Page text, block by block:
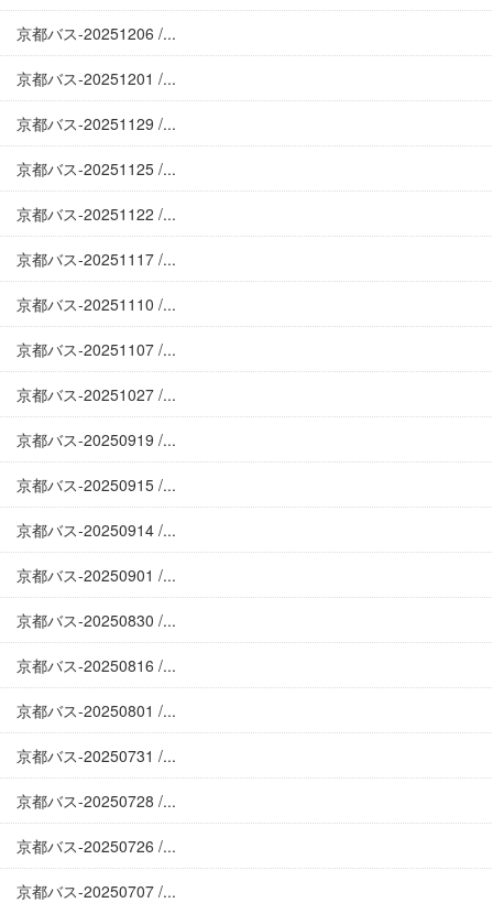
京都バス-20251206 /...
京都バス-20251201 /...
京都バス-20251129 /...
京都バス-20251125 /...
京都バス-20251122 /...
京都バス-20251117 /...
京都バス-20251110 /...
京都バス-20251107 /...
京都バス-20251027 /...
京都バス-20250919 /...
京都バス-20250915 /...
京都バス-20250914 /...
京都バス-20250901 /...
京都バス-20250830 /...
京都バス-20250816 /...
京都バス-20250801 /...
京都バス-20250731 /...
京都バス-20250728 /...
京都バス-20250726 /...
京都バス-20250707 /...